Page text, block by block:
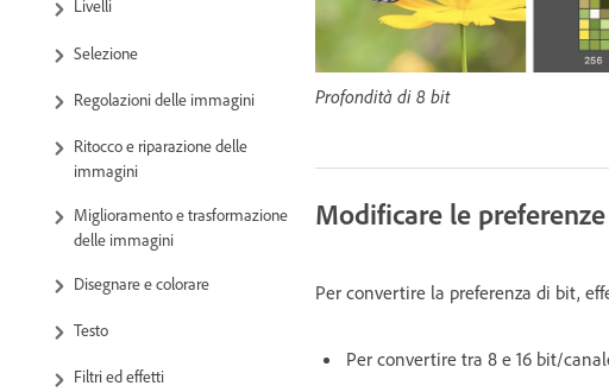
Livelli
Selezione
Regolazioni delle immagini
Ritocco e riparazione delle
immagini
Miglioramento e trasformazione
delle immagini
Disegnare e colorare
Testo
Filtri ed effetti
Profondità di 8 bit
Modificare le
Per convertire la preferenza di bit,
Per convertire tra 8 e 16 bit/